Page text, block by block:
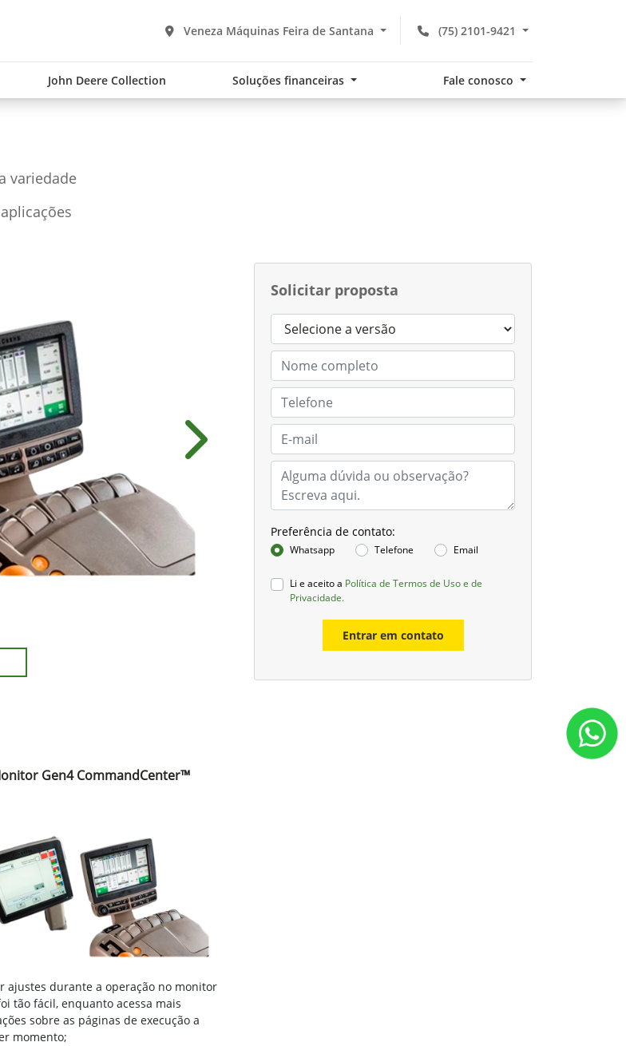
(75) 2101-9421
Veneza Máquinas Feira de Santana
John Deere Collection Soluções financeiras Fale conosco
variedade
Solicitar proposta
Preferência de contato:
Whatsapp Telefone Email
Li e aceito a Política de Termos de Uso e de
Privacidade.
Entrar em contato
Próximo
Gen4 CommandCenter™
ajustes durante a operação no monitor
tão fácil, enquanto acessa mais
sobre as páginas de execução a
momento;